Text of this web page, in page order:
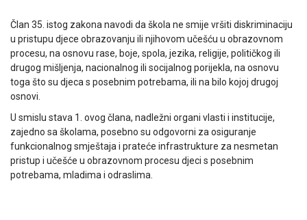
Član 35. istog zakona navodi da škola ne smije vršiti diskriminaciju
u pristupu djece obrazovanju ili njihovom učešću u obrazovnom
procesu, na osnovu rase, boje, spola, jezika, religije, političkog ili
drugog mišljenja, nacionalnog ili socijalnog porijekla, na osnovu
toga što su djeca s posebnim potrebama, ili na bilo kojoj drugoj
osnovi.
U smislu stava 1. ovog člana, nadležni organi vlasti i institucije,
zajedno sa školama, posebno su odgovorni za osiguranje
funkcionalnog smještaja i prateće infrastrukture za nesmetan
pristup i učešće u obrazovnom procesu djeci s posebnim
potrebama, mladima i odraslima.